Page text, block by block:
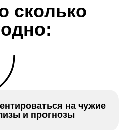
на чужие
и прогнозы
сколько